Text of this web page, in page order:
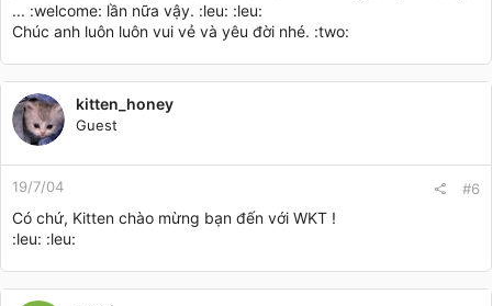
... :welcome: lần nữa vậy. :leu: :leu:
Chúc anh luôn luôn vui vẻ và yêu đời nhé. :two:
kitten_honey
Guest
19/7/04 #6
Có chứ, Kitten chào mừng bạn đến với WKT !
:leu: :leu: